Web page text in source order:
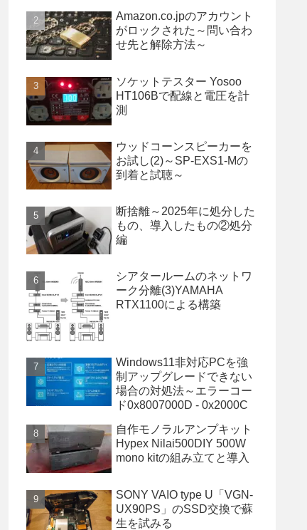
Amazon.co.jpのアカウント
がロックされた～問い合わ
せ先と解除方法～
ソケットテスター Yosoo
HT106Bで配線と電圧を計
測
ウッドコーンスピーカーを
お試し(2)～SP-EXS1-Mの
到着と試聴～
断捨離～2025年に処分した
もの、導入したもの②処分
編
シアタールームのネットワ
ーク分離(3)YAMAHA
RTX1100による構築
Windows11非対応PCを強
制アップグレードできない
場合の対処法～エラーコー
ド0x8007000D - 0x2000C
自作モノラルアンプキット
Hypex Nilai500DIY 500W
mono kitの組み立てと導入
SONY VAIO type U「VGN-
UX90PS」のSSD交換で蘇
生を試みる